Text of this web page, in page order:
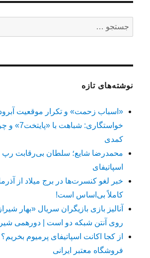
برای:
نوشته‌های تازه
«اسباب زحمت» و تکرار موقعیت
خواستگاری:
کمدی
محمدرضا شایع؛ سلطان بی‌رقابت رپ
اسپاتیفای
خبر لغو کنسرت‌ها در برج میلاد از
کاملاً بی‌اساس است!
آنالیز بازی بازیگران سریال «بهار
روی آنتن شبکه دو است | دورهمی
فروشگاه معتبر ایرانی